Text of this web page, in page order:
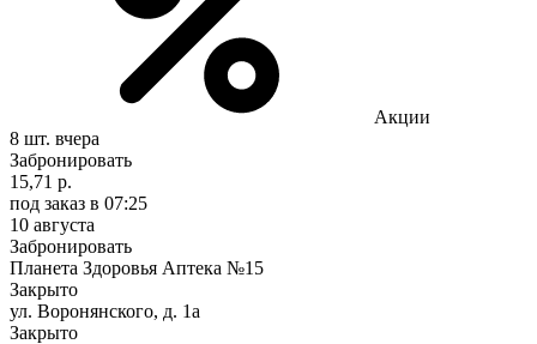
Акции
8 шт. вчера
Забронировать
15,71 р.
под заказ в 07:25
10 августа
Забронировать
Планета Здоровья Аптека №15
Закрыто
ул. Воронянского, д. 1а
Закрыто